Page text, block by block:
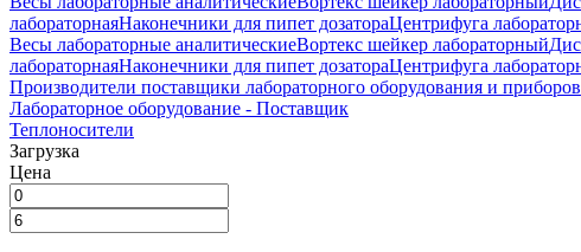
лабораторнаяНаконечники для пипет дозатораЦентрифуга
Весы лабораторные аналитическиеВортекс шейкер лабораторный
лабораторнаяНаконечники для пипет дозатораЦентрифуга
Производители поставщики лабораторного оборудования и приборов
Лабораторное оборудование - Поставщик
Теплоносители
Загрузка
Цена